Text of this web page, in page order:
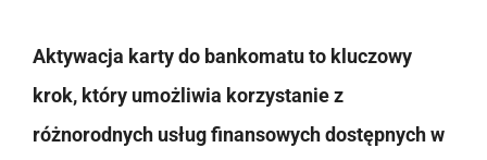
Aktywacja karty do bankomatu to kluczowy
krok, który umożliwia korzystanie z
różnorodnych usług finansowych dostępnych w